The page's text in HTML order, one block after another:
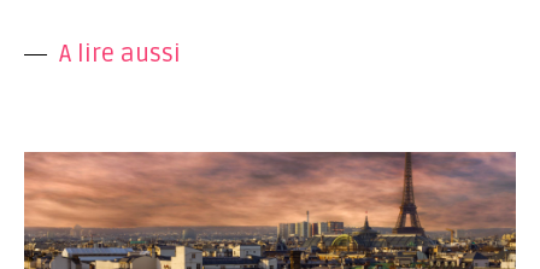
A lire aussi